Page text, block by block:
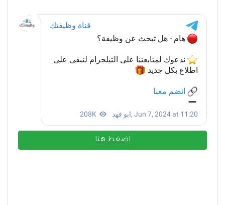
اضغط هنا